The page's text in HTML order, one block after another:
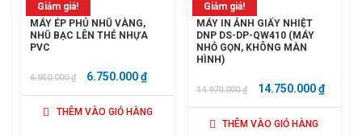
Giảm giá!
MÁY ÉP PHỦ NHŨ VÀNG,
NHŨ BẠC LÊN THẺ NHỰA
PVC
6.950.000₫
GIÁ
GỐC
LÀ:
6.750.000₫GIÁ
HIỆN
TẠI
THÊM VÀO GIỎ HÀNG
Giảm giá!
MÁY IN ẢNH GIẤY NHIỆT
DNP DS-DP-QW410 (MÁY
NHỎ GỌN, KHÔNG MÀN
HÌNH)
14.970.000₫
GIÁ
GỐC
LÀ:
14.750.000₫GIÁ
HIỆN
THÊM VÀO GIỎ HÀNG